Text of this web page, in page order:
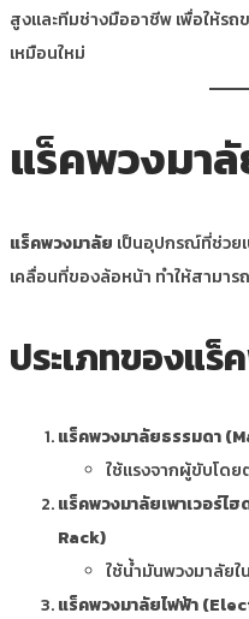
สูงและทีมช่างมืออาชีพ เพื่อให้ร
เหมือนใหม่
แร็คพวงมาลั
แร็คพวงมาลัย เป็นอุปกรณ์ที่ช่วย
เคลื่อนที่ของล้อหน้า ทำให้สามา
ประเภทของแร็
แร็คพวงมาลัยธรรมดา
ใช้แรงจากผู้ขับโดย
แร็คพวงมาลัยเพาเวอร์
Rack)
ใช้น้ำมันพวงมาลัย
แร็คพวงมาลัยไฟฟ้า